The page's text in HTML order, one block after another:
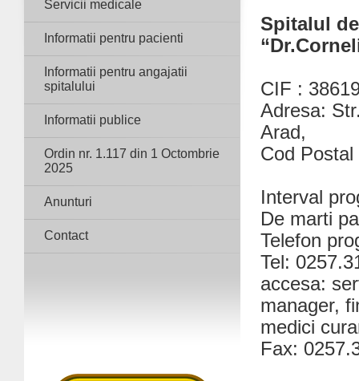
Servicii medicale
Informatii pentru pacienti
Informatii pentru angajatii
spitalului
Informatii publice
Ordin nr. 1.117 din 1 Octombrie
2025
Anunturi
Contact
Spitalul
CIF :
Adresa:
Arad,
Cod Postal
Interval
De marti
Telefon
Tel:
accesa:
manager,
medici
Fax: